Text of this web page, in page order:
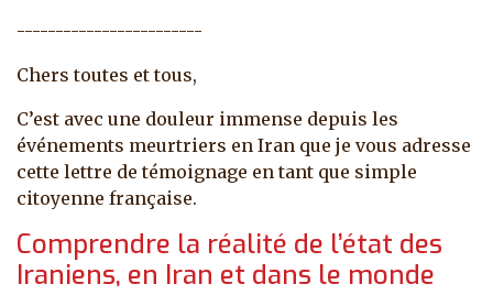
------------------------
Chers toutes et tous,
C’est avec une douleur immense depuis les
événements meurtriers en Iran que je vous adresse
cette lettre de témoignage en tant que simple
citoyenne française.
Comprendre la réalité de l’état des
Iraniens, en Iran et dans le monde